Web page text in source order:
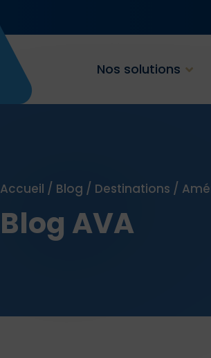
Nos solutions
Accueil / Blog / Destinations /
Blog AVA